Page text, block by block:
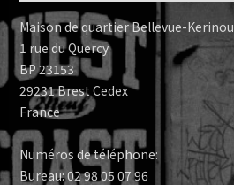
Maison de quartier Bellevue-Kerinou
1 rue du Quercy
BP 23153
29231 Brest Cedex
France
Numéros de téléphone:
Bureau: 02 98 05 07 96